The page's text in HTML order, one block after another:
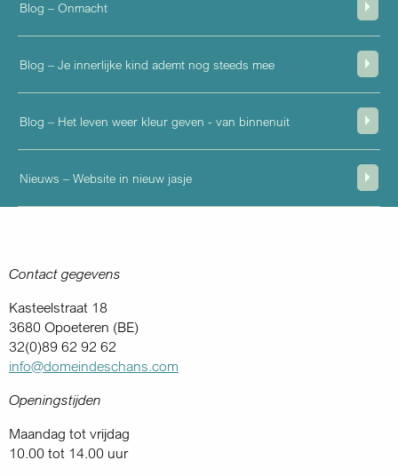
Blog – Onmacht
Blog – Je innerlijke kind ademt nog steeds mee
Blog – Het leven weer kleur geven - van binnenuit
Nieuws – Website in nieuw jasje
Contact gegevens
Kasteelstraat 18
3680 Opoeteren (BE)
32(0)89 62 92 62
info@domeindeschans.com
Openingstijden
Maandag tot vrijdag
10.00 tot 14.00 uur